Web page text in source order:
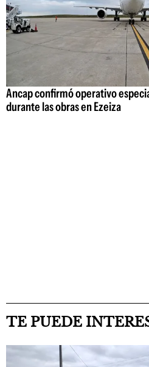
Ancap confirmó operativo
durante las obras en Ezeiza
TE PUEDE